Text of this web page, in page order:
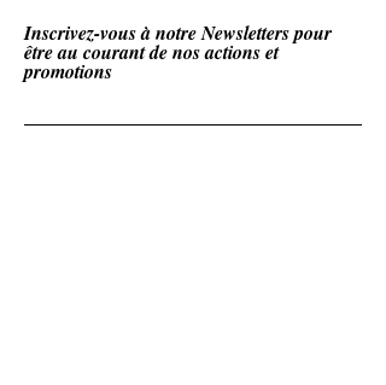
Inscrivez-vous à notre Newsletters pour
être au courant de nos actions et
promotions